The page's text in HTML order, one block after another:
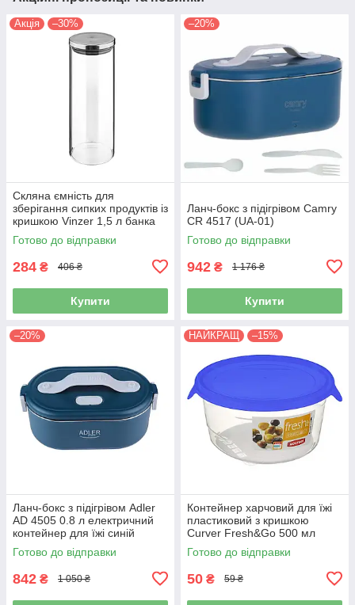
Акція –30%
Скляна ємність для
зберігання сипких продуктів із
кришкою Vinzer 1,5 л банка
для круп і спецій 50237
Готово до відправки
284 ₴ 406 ₴
Купити
–20%
Ланч-бокс з підігрівом Camry
CR 4517 (UA-01)
Готово до відправки
942 ₴ 1 176 ₴
Купити
–20%
Ланч-бокс з підігрівом Adler
AD 4505 0.8 л електричний
контейнер для їжі синій
Готово до відправки
842 ₴ 1 050 ₴
НАЙКРАЩ –15%
Контейнер харчовий для їжі
пластиковий з кришкою
Curver Fresh&Go 500 мл
синя кришка (00563)
Готово до відправки
50 ₴ 59 ₴